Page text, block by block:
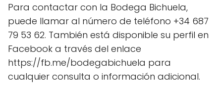
Para contactar con la Bodega Bichuela,
puede llamar al número de teléfono +34 687
79 53 62. También está disponible su perfil en
Facebook a través del enlace
https://fb.me/bodegabichuela para
cualquier consulta o información adicional.